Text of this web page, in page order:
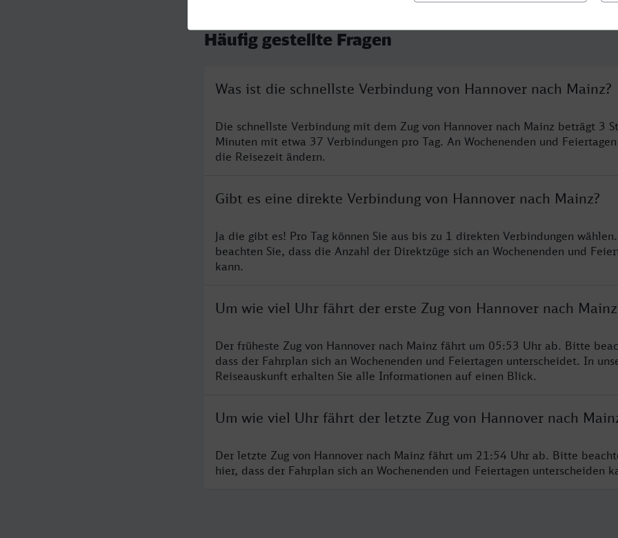
Häufig gestellte Fragen
Was ist die schnellste Verbindung von Hannover nach Mainz?
Die schnellste Verbindung mit dem Zug von Hannover nach Mainz beträgt 3
Minuten mit etwa 37 Verbindungen pro Tag. An Wochenenden und
die Reisezeit ändern.
Gibt es eine direkte Verbindung von Hannover nach Mainz?
Ja die gibt es! Pro Tag können Sie aus bis zu 1 direkten Verbindungen
beachten Sie, dass die Anzahl der Direktzüge sich an Wochenenden und
kann.
Um wie viel Uhr fährt der erste Zug von Hannover nach
Der früheste Zug von Hannover nach Mainz fährt um 05:53 Uhr ab. Bitte
dass der Fahrplan sich an Wochenenden und Feiertagen unterscheidet. In
Reiseauskunft erhalten Sie alle Informationen auf einen Blick.
Um wie viel Uhr fährt der letzte Zug von Hannover nach
Der letzte Zug von Hannover nach Mainz fährt um 21:54 Uhr ab. Bitte
hier, dass der Fahrplan sich an Wochenenden und Feiertagen unterscheiden